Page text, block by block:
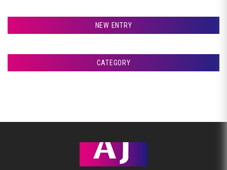
NEW ENTRY
室蘭市Ｇ様ランクル、パテ入れです♪
室蘭市Ｇ様ランクル、錆取り完了です♪
CATEGORY
美装